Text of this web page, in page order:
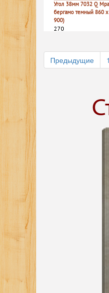
Угол 38мм 7032 Q
бергамо темный 860
900)
270
Предыдущие 1